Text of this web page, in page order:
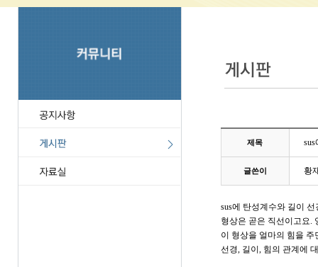
제목
글쓴이 황
sus에 탄성계수와 길이
형상은 곧은 직선이고요.
이 형상을 얼마의 힘을
선경, 길이, 힘의 관계에